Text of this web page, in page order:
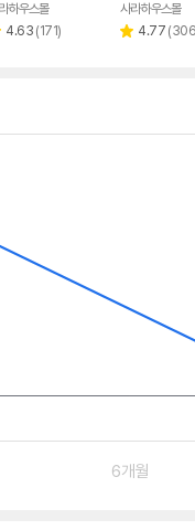
페이
하우스몰
4.63 리
(171)
사라하우스몰
별 4.77 리
(306
6개월